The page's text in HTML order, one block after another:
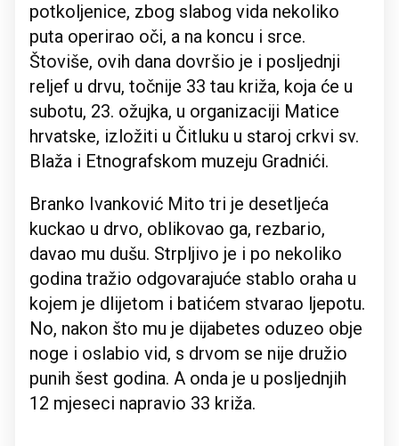
potkoljenice, zbog slabog vida nekoliko
puta operirao oči, a na koncu i srce.
Štoviše, ovih dana dovršio je i posljednji
reljef u drvu, točnije 33 tau križa, koja će u
subotu, 23. ožujka, u organizaciji Matice
hrvatske, izložiti u Čitluku u staroj crkvi sv.
Blaža i Etnografskom muzeju Gradnići.
Branko Ivanković Mito tri je desetljeća
kuckao u drvo, oblikovao ga, rezbario,
davao mu dušu. Strpljivo je i po nekoliko
godina tražio odgovarajuće stablo oraha u
kojem je dlijetom i batićem stvarao ljepotu.
No, nakon što mu je dijabetes oduzeo obje
noge i oslabio vid, s drvom se nije družio
punih šest godina. A onda je u posljednjih
12 mjeseci napravio 33 križa.